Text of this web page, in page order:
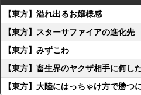
【東方】溢れ出るお嬢様感
【東方】スターサファイアの進化先
【東方】みずこわ
【東方】畜生界のヤクザ相手に何し
【東方】大陸にはっちゃけ方で勝つ